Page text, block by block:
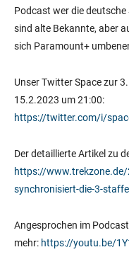
Podcast wer die
sind alte Bekannte, aber
sich Paramount+
Unser Twitter Space zur
15.2.2023 um 21:00:
https://twitter.com/i/
Der detaillierte Artikel zu
https://
synchronisiert-die-3-
Angesprochen im
mehr: https://youtu.be/